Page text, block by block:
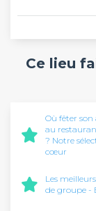
Ce lieu
Où fêter son
au
? Notre
cœur
Les
de groupe -